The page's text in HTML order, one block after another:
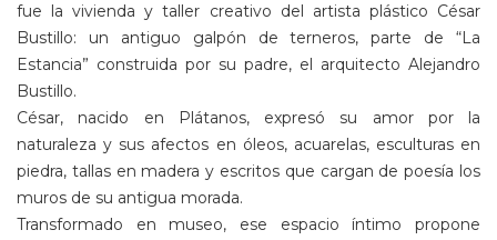
fue la vivienda y taller creativo del artista plástico César
Bustillo: un antiguo galpón de terneros, parte de “La
Estancia” construida por su padre, el arquitecto Alejandro
Bustillo.
César, nacido en Plátanos, expresó su amor por la
naturaleza y sus afectos en óleos, acuarelas, esculturas en
piedra, tallas en madera y escritos que cargan de poesía los
muros de su antigua morada.
Transformado en museo, ese espacio íntimo propone